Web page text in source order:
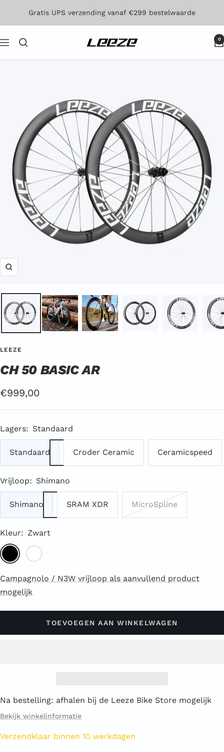
inhoud
Gratis UPS verzending vanaf €299 bestelwaarde
Navigatie Leeze 0
Zoom
LEEZE
CH 50 BASIC AR
Aanbiedingsprijs
€999,00
Lagers: Standaard
Standaard Croder Ceramic Ceramicspeed
Vrijloop: Shimano
Shimano SRAM XDR MicroSpline
Kleur: Zwart
Zwart
Wit
Campagnolo / N3W vrijloop als aanvullend product
mogelijk
TOEVOEGEN AAN WINKELWAGEN
Na bestelling: afhalen bij de Leeze Bike Store mogelijk
Bekijk winkelinformatie
Verzendklaar binnen 10 werkdagen